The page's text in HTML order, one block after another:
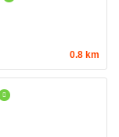
0.8 km